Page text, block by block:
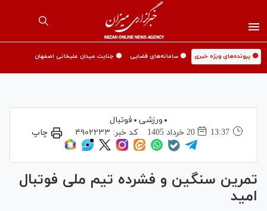
🟡 پرونده‌های ویژه خبری 🟡 سامانه‌های قضایی 🟡 جنایت میدان علیخانی اصفهان
ورزشی
فوتبال
13:37
20 خرداد 1405 کد خبر: ۴۹۰۲۲۳۳ چاپ
تمرین سنگین و فشرده تیم ملی فوتبال
امید